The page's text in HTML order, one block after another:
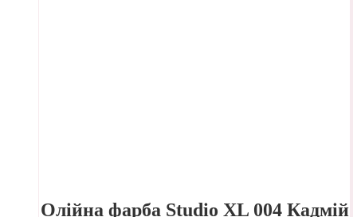
Олійна фарба Studio XL 004 Кадмій